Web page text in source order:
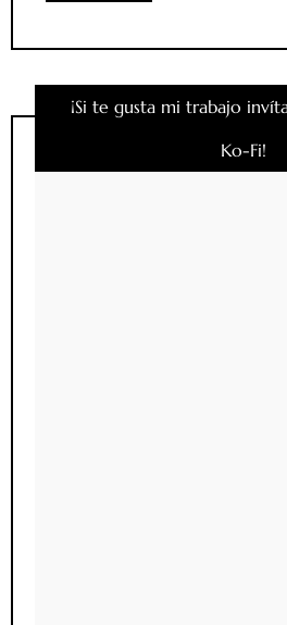
¡Si te gusta mi trabajo
Ko-Fi!